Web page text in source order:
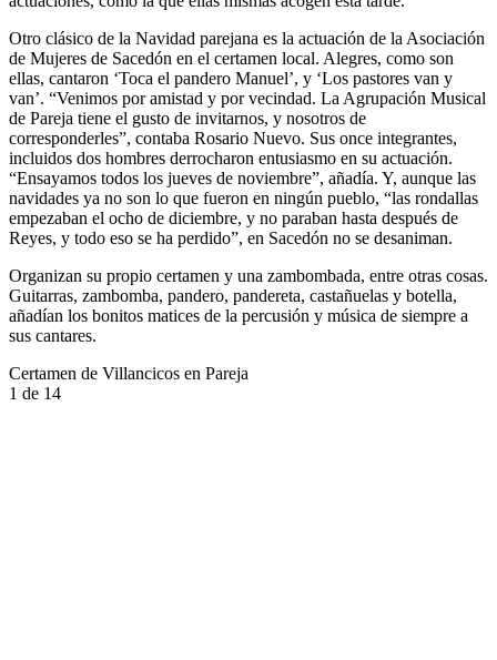
Otro clásico de la Navidad parejana es la actuación de la Asociación
de Mujeres de Sacedón en el certamen local. Alegres, como son
ellas, cantaron ‘Toca el pandero Manuel’, y ‘Los pastores van y
van’. “Venimos por amistad y por vecindad. La Agrupación Musical
de Pareja tiene el gusto de invitarnos, y nosotros de
corresponderles”, contaba Rosario Nuevo. Sus once integrantes,
incluidos dos hombres derrocharon entusiasmo en su actuación.
“Ensayamos todos los jueves de noviembre”, añadía. Y, aunque las
navidades ya no son lo que fueron en ningún pueblo, “las rondallas
empezaban el ocho de diciembre, y no paraban hasta después de
Reyes, y todo eso se ha perdido”, en Sacedón no se desaniman.
Organizan su propio certamen y una zambombada, entre otras cosas.
Guitarras, zambomba, pandero, pandereta, castañuelas y botella,
añadían los bonitos matices de la percusión y música de siempre a
sus cantares.
Certamen de Villancicos en Pareja
1 de 14